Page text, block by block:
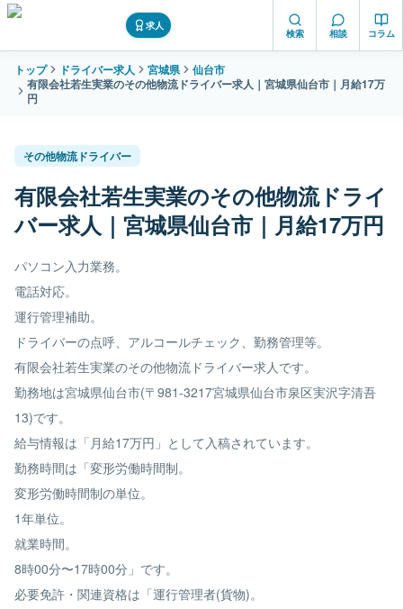
求人
検索 相談 コラム
トップ ドライバー求人 宮城県
仙台市
有限会社若生実業のその他物流ドライバー求人｜宮城県仙台市｜月給17万
円
その他物流ドライバー
有限会社若生実業のその他物流ドライ
バー求人｜宮城県仙台市｜月給17万円
パソコン入力業務。
電話対応。
運行管理補助。
ドライバーの点呼、アルコールチェック、勤務管理等。
有限会社若生実業のその他物流ドライバー求人です。
勤務地は宮城県仙台市(〒981-3217宮城県仙台市泉区実沢字清吾
13)です。
給与情報は「月給17万円」として入稿されています。
勤務時間は「変形労働時間制。
変形労働時間制の単位。
1年単位。
就業時間。
8時00分〜17時00分」です。
必要免許・関連資格は「運行管理者(貨物)。